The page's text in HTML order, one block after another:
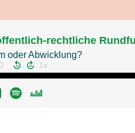
rechtliche
oder Abwicklung?